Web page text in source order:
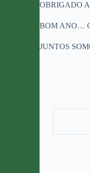
OBRIGADO
BOM ANO…
JUNTOS